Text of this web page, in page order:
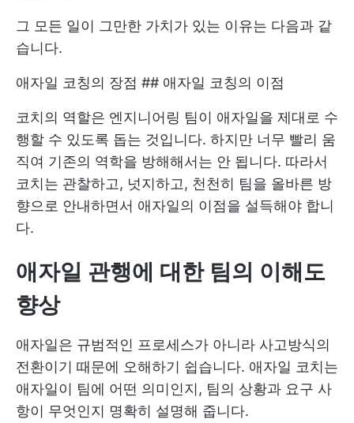
그 모든 일이 그만한 가치가 있는 이유는 다음과 같
습니다.
애자일 코칭의 장점 ## 애자일 코칭의 이점
코치의 역할은 엔지니어링 팀이 애자일을 제대로 수
행할 수 있도록 돕는 것입니다. 하지만 너무 빨리 움
직여 기존의 역학을 방해해서는 안 됩니다. 따라서
코치는 관찰하고, 넛지하고, 천천히 팀을 올바른 방
향으로 안내하면서 애자일의 이점을 설득해야 합니
다.
애자일 관행에 대한 팀의 이해도
향상
애자일은 규범적인 프로세스가 아니라 사고방식의
전환이기 때문에 오해하기 쉽습니다. 애자일 코치는
애자일이 팀에 어떤 의미인지, 팀의 상황과 요구 사
항이 무엇인지 명확히 설명해 줍니다.